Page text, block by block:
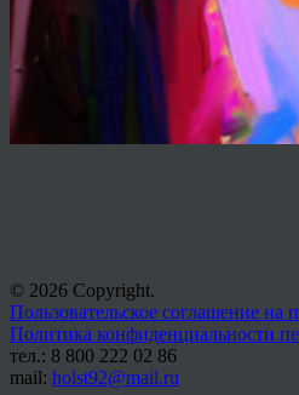
© 2026 Copyright.
Пользовательское соглашение на
Политика конфиденциальности
тел.: 8 800 222 02 86
mail: holst92@mail.ru